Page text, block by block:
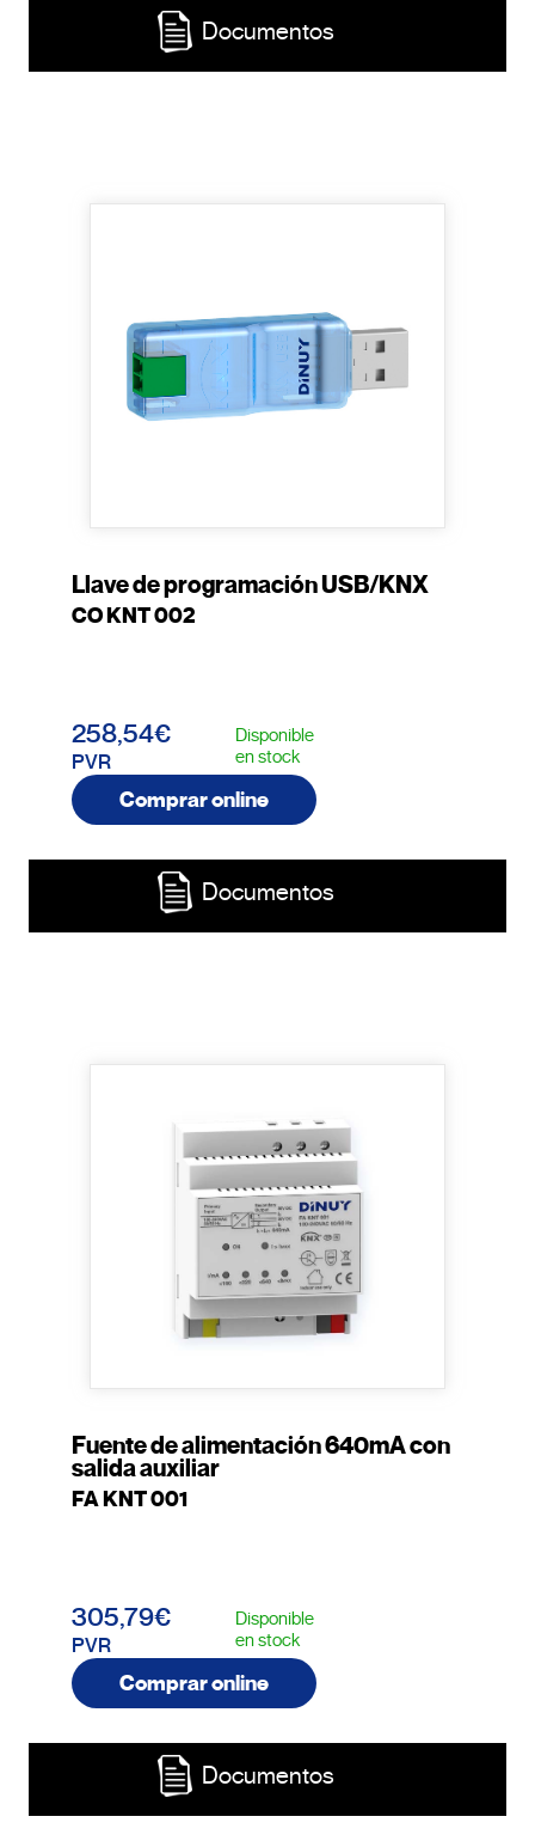
Documentos
Llave de programación USB/KNX
CO KNT 002
258,54€
PVR
Disponible
en stock
Comprar online
Documentos
Fuente de alimentación 640mA con
salida auxiliar
FA KNT 001
305,79€
PVR
Disponible
en stock
Comprar online
Documentos